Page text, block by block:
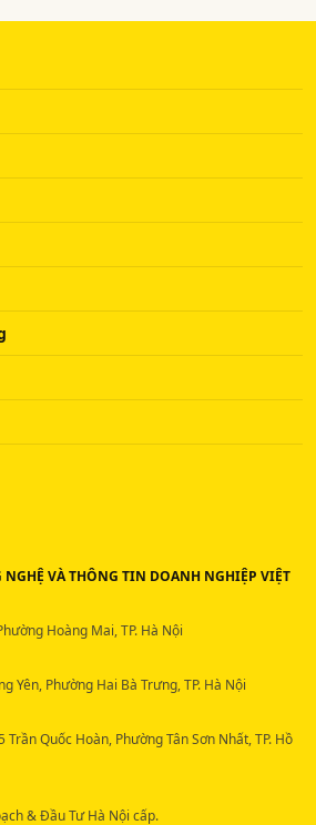
NGHỆ VÀ THÔNG TIN DOANH NGHIỆP VIỆT
Hoàng Mai, TP. Hà Nội
Yên, Phường Hai Bà Trưng, TP. Hà Nội
Trần Quốc Hoàn, Phường Tân Sơn Nhất, TP. Hồ
& Đầu Tư Hà Nội cấp.